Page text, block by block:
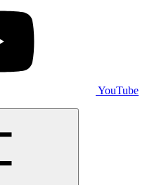
YouTube